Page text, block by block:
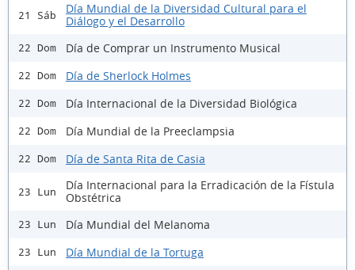
21 Sáb
Día Mundial de la Diversidad Cultural para el
Diálogo y el Desarrollo
22 Dom Día de Comprar un Instrumento Musical
22 Dom Día de Sherlock Holmes
22 Dom Día Internacional de la Diversidad Biológica
22 Dom Día Mundial de la Preeclampsia
22 Dom Día de Santa Rita de Casia
23 Lun
Día Internacional para la Erradicación de la Fístula
Obstétrica
23 Lun Día Mundial del Melanoma
23 Lun Día Mundial de la Tortuga